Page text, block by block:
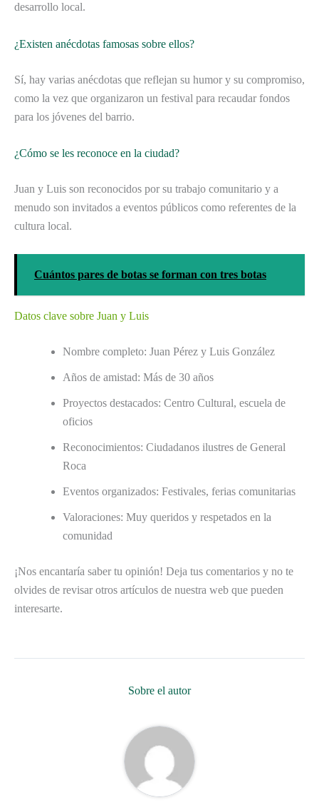
desarrollo local.
¿Existen anécdotas famosas sobre ellos?
Sí, hay varias anécdotas que reflejan su humor y su compromiso,
como la vez que organizaron un festival para recaudar fondos
para los jóvenes del barrio.
¿Cómo se les reconoce en la ciudad?
Juan y Luis son reconocidos por su trabajo comunitario y a
menudo son invitados a eventos públicos como referentes de la
cultura local.
Cuántos pares de botas se forman con tres botas
Datos clave sobre Juan y Luis
Nombre completo: Juan Pérez y Luis González
Años de amistad: Más de 30 años
Proyectos destacados: Centro Cultural, escuela de
oficios
Reconocimientos: Ciudadanos ilustres de General
Roca
Eventos organizados: Festivales, ferias comunitarias
Valoraciones: Muy queridos y respetados en la
comunidad
¡Nos encantaría saber tu opinión! Deja tus comentarios y no te
olvides de revisar otros artículos de nuestra web que pueden
interesarte.
Sobre el autor